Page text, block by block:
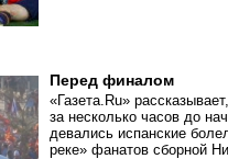
Перед финалом
«Газета.Ru»
за несколько часов до
девались испанские
реке» фанатов сборной